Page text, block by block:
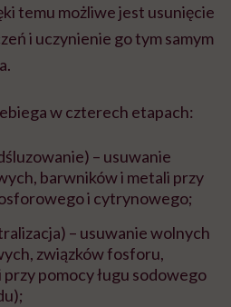
temu możliwe jest usunięcie
i uczynienie go tym samym
w czterech etapach:
– usuwanie
barwników i metali przy
i cytrynowego;
– usuwanie wolnych
związków fosforu,
pomocy ługu sodowego